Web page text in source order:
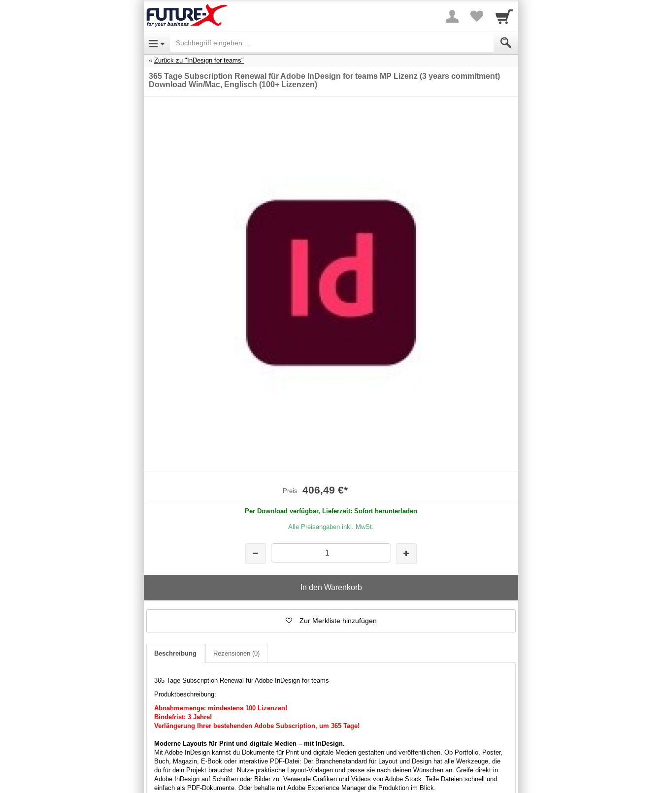
Zurück zu "InDesign for teams"
365 Tage Subscription Renewal für Adobe InDesign for teams MP Lizenz (3 years commitment)
Download Win/Mac, Englisch (100+ Lizenzen)
Preis 406,49 €*
Per Download verfügbar, Lieferzeit: Sofort herunterladen
Alle Preisangaben inkl. MwSt.
In den Warenkorb
Zur Merkliste hinzufügen
Beschreibung Rezensionen (0)
365 Tage Subscription Renewal für Adobe InDesign for teams
Produktbeschreibung:
Abnahmemenge: mindestens 100 Lizenzen!
Bindefrist: 3 Jahre!
Verlängerung Ihrer bestehenden Adobe Subscription, um 365 Tage!
Moderne Layouts für Print und digitale Medien – mit InDesign.
Mit Adobe InDesign kannst du Dokumente für Print und digitale Medien gestalten und veröffentlichen. Ob Portfolio, Poster,
Buch, Magazin, E-Book oder interaktive PDF-Datei: Der Branchenstandard für Layout und Design hat alle Werkzeuge, die
du für dein Projekt brauchst. Nutze praktische Layout-Vorlagen und passe sie nach deinen Wünschen an. Greife direkt in
Adobe InDesign auf Schriften oder Bilder zu. Verwende Grafiken und Videos von Adobe Stock. Teile Dateien schnell und
einfach als PDF-Dokumente. Oder behalte mit Adobe Experience Manager die Produktion im Blick.